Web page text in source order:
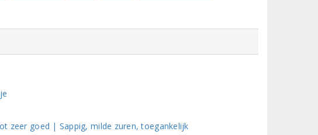
zeer goed | Sappig, milde zuren, toegankelijk